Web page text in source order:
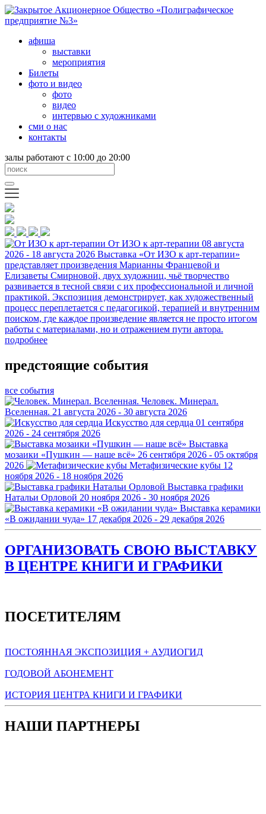
афиша
выставки
мероприятия
Билеты
фото и видео
фото
видео
интервью с художниками
сми о нас
контакты
залы работают с 10:00 до 20:00
От ИЗО к арт-терапии 08 августа
2026 - 18 августа 2026 Выставка «От ИЗО к арт-терапии»
представляет произведения Марианны Францевой и
Елизаветы Смирновой, двух художниц, чьё творчество
развивается в тесной связи с их профессиональной и личной
практикой. Экспозиция демонстрирует, как художественный
процесс переплетается с педагогикой, терапией и внутренним
поиском, где каждое произведение является не просто итогом
работы с материалами, но и отражением пути автора.
подробнее
предстоящие события
все события
Человек. Минерал.
Вселенная. 21 августа 2026 - 30 августа 2026
Искусство для сердца 01 сентября
2026 - 24 сентября 2026
Выставка
мозаики «Пушкин — наше всё» 26 сентября 2026 - 05 октября
2026
Метафизические кубы 12
ноября 2026 - 18 ноября 2026
Выставка графики
Натальи Орловой 20 ноября 2026 - 30 ноября 2026
Выставка керамики
«В ожидании чуда» 17 декабря 2026 - 29 декабря 2026
ОРГАНИЗОВАТЬ СВОЮ ВЫСТАВКУ
В ЦЕНТРЕ КНИГИ И ГРАФИКИ
ПОСЕТИТЕЛЯМ
ПОСТОЯННАЯ ЭКСПОЗИЦИЯ + АУДИОГИД
ГОДОВОЙ АБОНЕМЕНТ
ИСТОРИЯ ЦЕНТРА КНИГИ И ГРАФИКИ
НАШИ ПАРТНЕРЫ